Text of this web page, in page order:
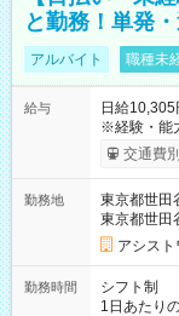
と勤務！単発
アルバイト 職種未
給与
日給
※経験・能力
間】試用期
交通費
勤務地
東京都世田
東京都世田
アシス
勤務時間
シフト制
1日あたり